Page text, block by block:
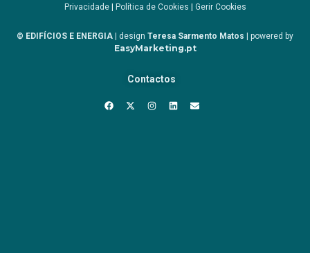
Privacidade| Política de Cookies | Gerir Cookies
© EDIFÍCIOS E ENERGIA | design Teresa Sarmento Matos | powered by
EasyMarketing.pt
Contactos